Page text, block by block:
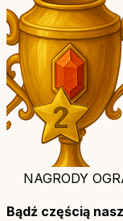
NAGRODY
Bądź częścią